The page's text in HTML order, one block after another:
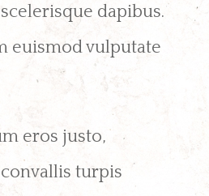
dapibus.
euismod vulputate
eros justo,
turpis